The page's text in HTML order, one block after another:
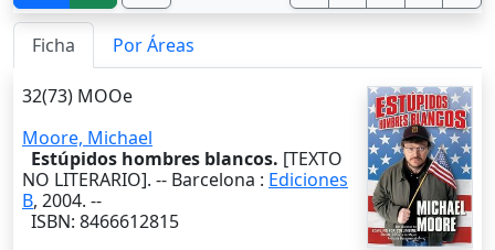
Ficha Por Áreas
32(73) MOOe
Moore, Michael
Estúpidos hombres blancos. [TEXTO
NO LITERARIO]. -- Barcelona : Ediciones
B, 2004. --
ISBN: 8466612815